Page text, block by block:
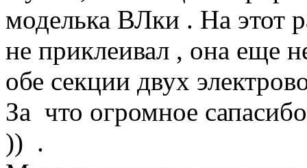
моделька ВЛки . На этот
не приклеивал , она еще
обе секции двух
За что огромное
)) .